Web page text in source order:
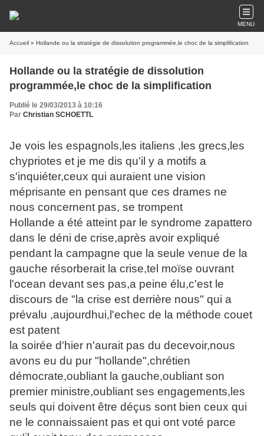
MENU
Accueil » Hollande ou la stratégie de dissolution programmée,le choc de la simplification
Hollande ou la stratégie de dissolution
programmée,le choc de la simplification
Publié le 29/03/2013 à 10:16
Par Christian SCHOETTL
Je vois les espagnols,les italiens ,les grecs,les
chypriotes et je me dis qu'il y a motifs a
s'inquiéter,ceux qui auraient une vision
méprisante en pensant que ces drames ne
nous concernent pas, se trompent
Hollande a été atteint par le syndrome zapattero
dans le déni de crise,après avoir expliqué
pendant la campagne que la seule venue de la
gauche résorberait la crise,tel moïse ouvrant
l'ocean devant ses pas,a peine élu,c'est le
discours de "la crise est derrière nous" qui a
prévalu ,aujourdhui,l'echec de la méthode couet
est patent
la soirée d'hier n'aurait pas du decevoir,nous
avons eu du pur "hollande",chrétien
démocrate,oubliant la gauche,oubliant son
premier ministre,oubliant ses engagements,les
seuls qui doivent être déçus sont bien ceux qui
ne le connaissaient pas et qui ont voté parce